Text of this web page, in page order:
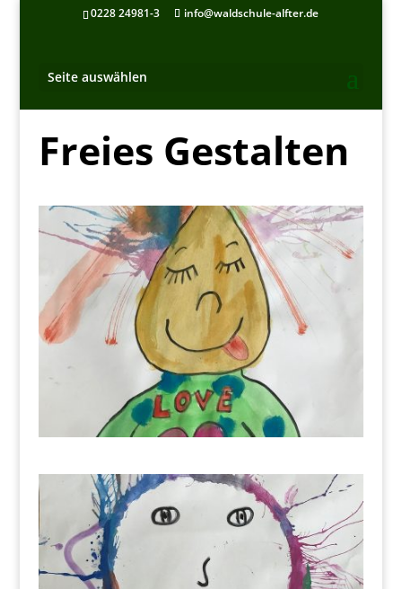
0228 24981-3 info@waldschule-alfter.de
Seite auswählen
Freies Gestalten